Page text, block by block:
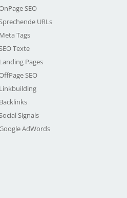
SEO
Sprechende URLs
Meta Tags
SEO Texte
Landing Pages
SEO
Linkbuilding
Backlinks
Social Signals
AdWords